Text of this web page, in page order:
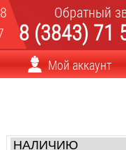
Обратный
8 (3843) 71
Мой аккаунт